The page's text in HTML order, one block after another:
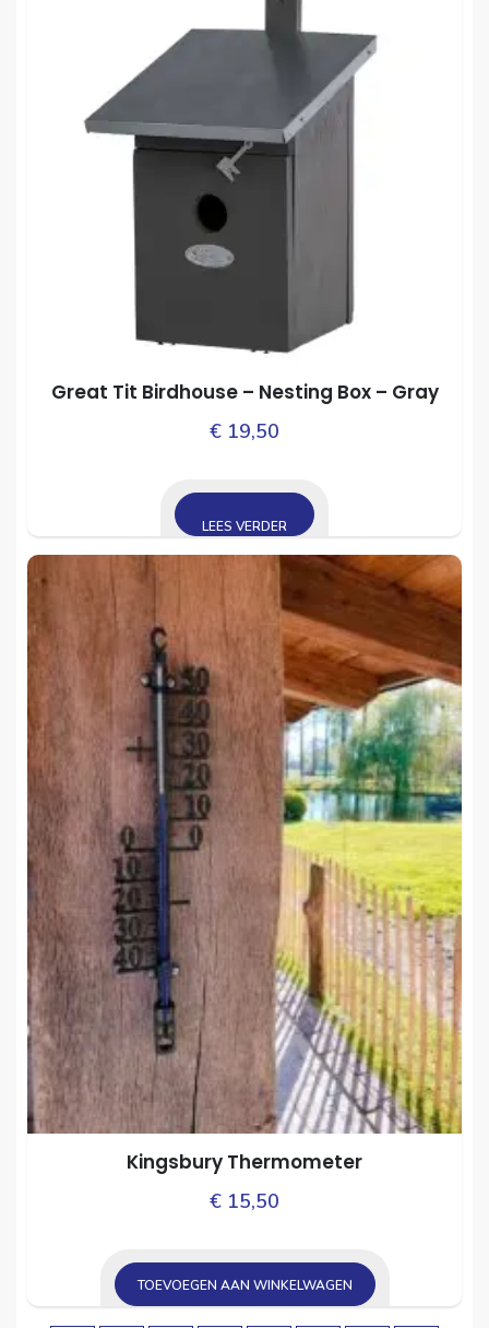
Great Tit Birdhouse – Nesting Box – Gray
€ 19,50
LEES VERDER
Kingsbury Thermometer
€ 15,50
TOEVOEGEN AAN WINKELWAGEN